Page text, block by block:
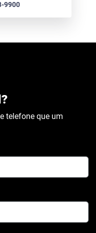
9900
telefone que um